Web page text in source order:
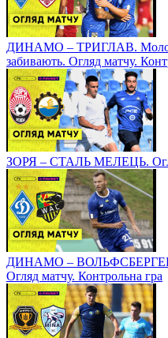
ДИНАМО – ТРИГЛАВ.
забивають. Огляд матчу.
ЗОРЯ – СТАЛЬ МЕЛЕЦЬ.
ДИНАМО – ВОЛЬФСБЕРГЕР.
Огляд матчу. Контрольна гра